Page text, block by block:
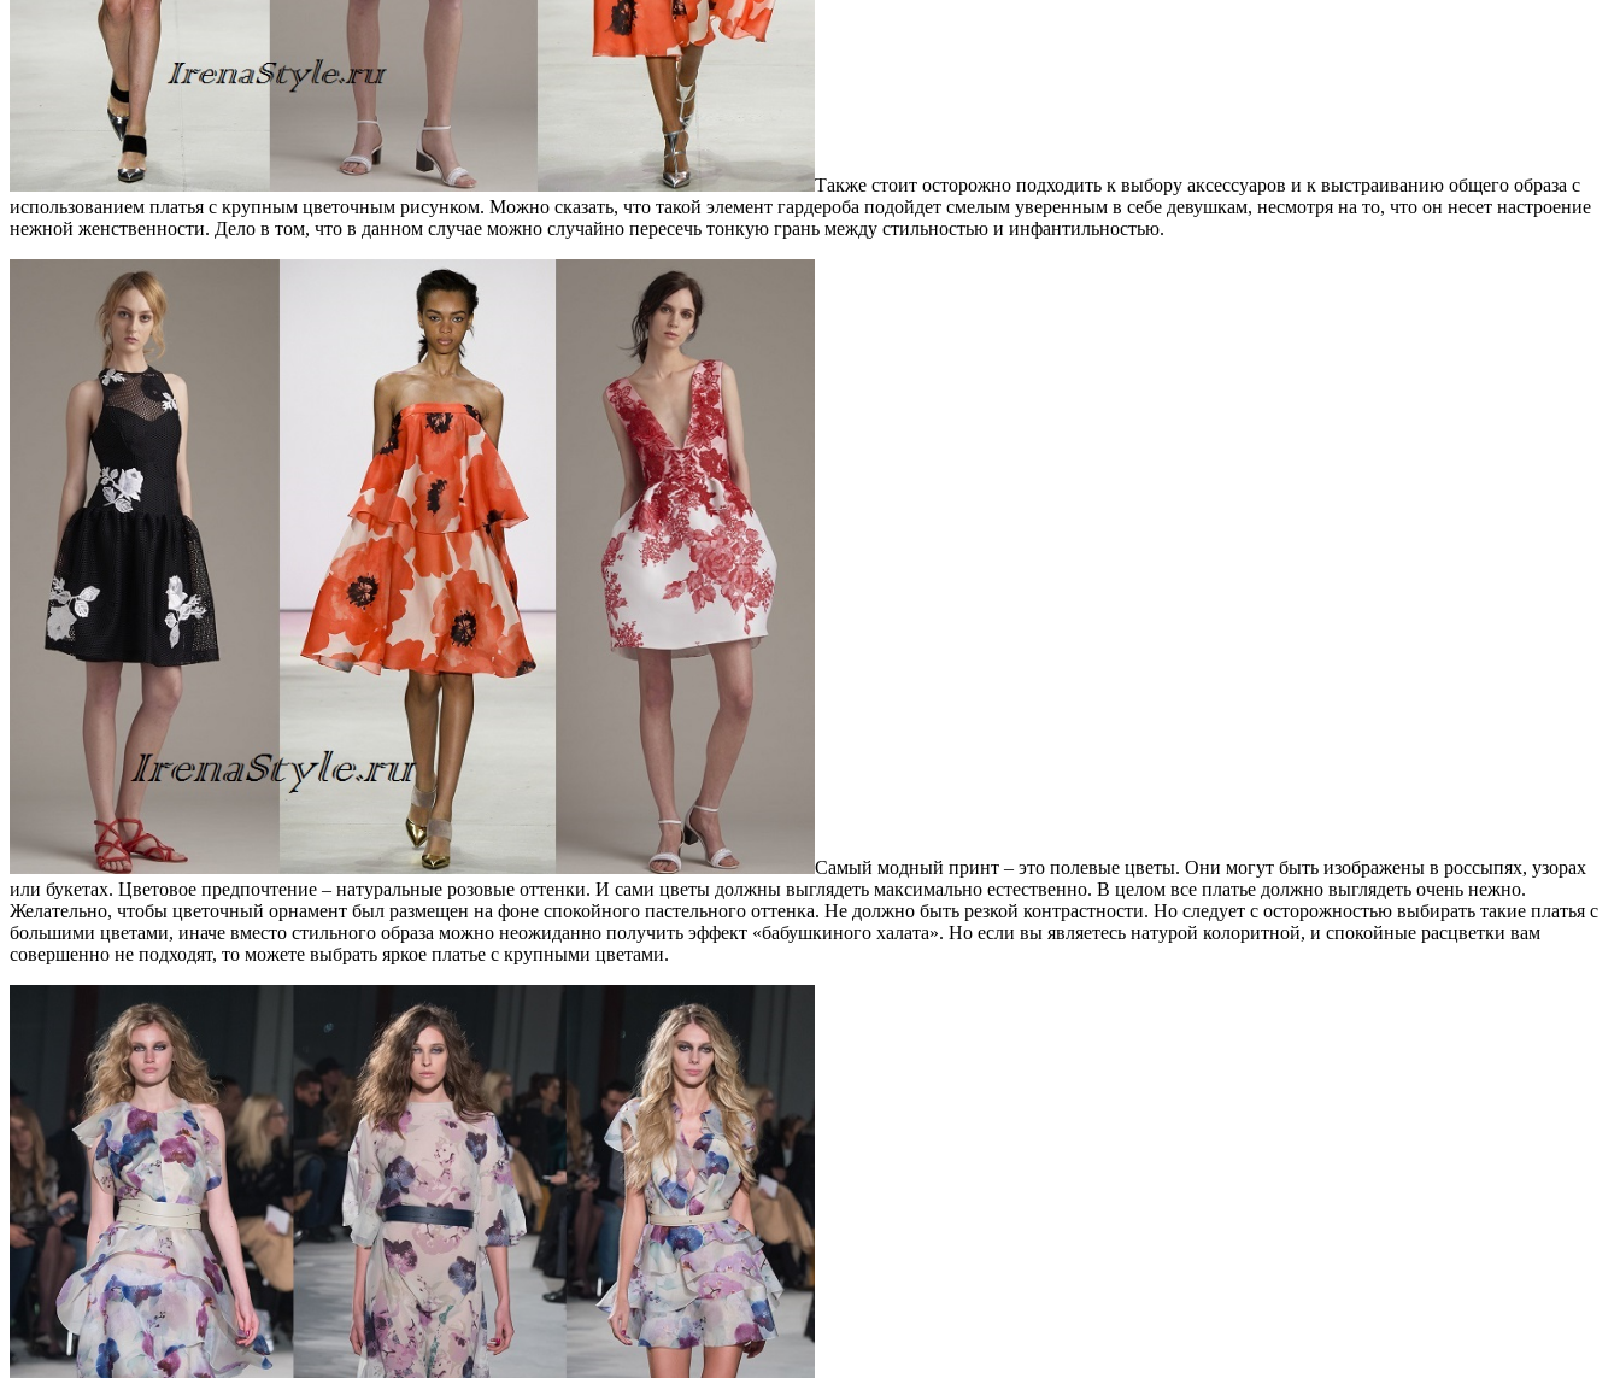
Также стоит осторожно подходить к выбору аксессуаров и к выстраиванию общего образа с
использованием платья с крупным цветочным рисунком. Можно сказать, что такой элемент гардероба подойдет смелым уверенным в себе девушкам, несмотря на то, что он несет настроение
нежной женственности. Дело в том, что в данном случае можно случайно пересечь тонкую грань между стильностью и инфантильностью.
Самый модный принт – это полевые цветы. Они могут быть изображены в россыпях, узорах
или букетах. Цветовое предпочтение – натуральные розовые оттенки. И сами цветы должны выглядеть максимально естественно. В целом все платье должно выглядеть очень нежно.
Желательно, чтобы цветочный орнамент был размещен на фоне спокойного пастельного оттенка. Не должно быть резкой контрастности. Но следует с осторожностью выбирать такие платья с
большими цветами, иначе вместо стильного образа можно неожиданно получить эффект «бабушкиного халата». Но если вы являетесь натурой колоритной, и спокойные расцветки вам
совершенно не подходят, то можете выбрать яркое платье с крупными цветами.